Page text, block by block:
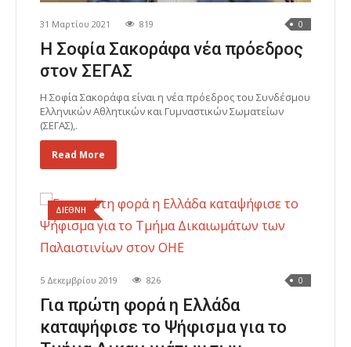
31 Μαρτίου 2021 819 0
Η Σοφία Σακοράφα νέα πρόεδρος
στον ΣΕΓΑΣ
Η Σοφία Σακοράφα είναι η νέα πρόεδρος του Συνδέσμου
Ελληνικών Αθλητικών και Γυμναστικών Σωματείων
(ΣΕΓΑΣ),.
Read More
ΔΙΕΘΝΗ
5 Δεκεμβρίου 2019 826 0
Για πρώτη φορά η Ελλάδα
καταψήφισε το Ψήφισμα για το